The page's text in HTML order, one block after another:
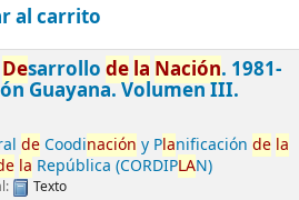
al carrito
Desarrollo de la Nación. 1981-
Guayana. Volumen III.
deCoodinación y Planificación de la
la República (CORDIPLAN)
Texto